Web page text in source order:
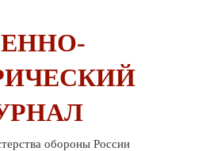
обороны России